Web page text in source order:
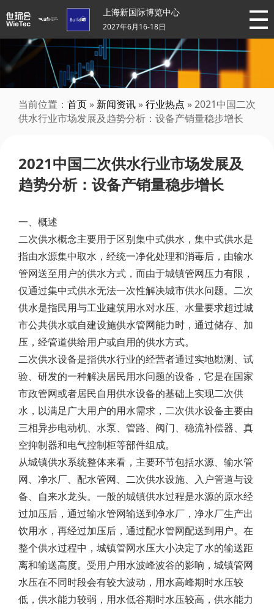
上海新国际博览中心
2027年6月16-18日
当前位置： 首页 » 新闻资讯 »行业热点 » 2021中国二次
供水行业市场发展及趋势分析：设备产销量稳步增长
2021中国二次供水行业市场发展及
趋势分析：设备产销量稳步增长
一、概述
二次供水概念主要用于区别集中式供水，集中式供水是
指由水源集中取水，经统一净化处理和消毒后，由输水
管网送至用户的供水方式，而由于城镇管网压力有限，
仅通过集中式供水无法一次性解决城市供水问题。二次
供水是指民用与工业建筑用水对水压、水量要求超过城
市公共供水或自建设施供水管网能力时，通过储存、加
压，经管道供给用户或自用的供水方式。
二次供水设备是指供水行业的经营者通过实地勘测、试
验、研发的一种解决居民用水问题的设备，它是在国家
市政管网或者居民自用供水设备的基础上实现二次供
水，以满足广大用户的用水需求，二次供水设备主要由
三相异步电动机、水泵、管路、阀门、稳流补偿器、真
空抑制器和电气控制柜等部件组成。
从城镇供水系统整体来看，主要环节包括水源、输水管
网、净水厂、配水管网、二次供水设施、入户管道与设
备、自来水龙头。一般的城镇供水过程是水源的原水经
过加压后，通过输水管网输送到净水厂，净水厂生产出
饮用水，再经过加压后，通过配水管网配送到用户。在
整个供水过程中，城镇管网水压大小决定了水的输送距
离和输送高度。受用户用水波峰波谷的影响，城镇管网
水压在不同时段会有较大波动，用水高峰期时水压较
低，供水能力较弱，用水低谷期时水压较高，供水能力